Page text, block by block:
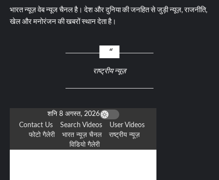
भारत न्यूज़ वेब न्यूज चैनल है। देश और दुनिया की जनहित से जुड़ी न्यूज़, राजनीति,
खेल और मनोरंजन की खबरों स्थान देता है।
राष्ट्रीय न्यूज़